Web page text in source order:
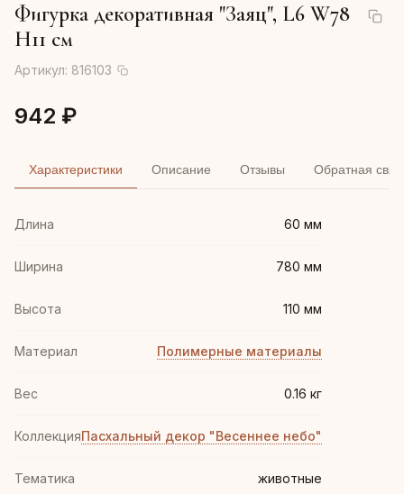
Фигурка декоративная "Заяц", L6 W78
H11 см
Артикул: 816103
942 ₽
Характеристики Описание Отзывы Обратная
Длина 60 мм
Ширина 780 мм
Высота 110 мм
Материал Полимерные материалы
Вес 0.16 кг
КоллекцияПасхальный декор "Весеннее небо"
Тематика животные